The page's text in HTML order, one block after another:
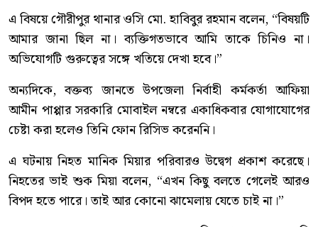
এ বিষয়ে গৌরীপুর থানার ওসি মো. হাবিবুর রহমান বলেন, “বিষয়টি
আমার জানা ছিল না। ব্যক্তিগতভাবে আমি তাকে চিনিও না।
অভিযোগটি গুরুত্বের সঙ্গে খতিয়ে দেখা হবে।”
অন্যদিকে, বক্তব্য জানতে উপজেলা নির্বাহী কর্মকর্তা আফিয়া
আমীন পাপ্পার সরকারি মোবাইল নম্বরে একাধিকবার যোগাযোগের
চেষ্টা করা হলেও তিনি ফোন রিসিভ করেননি।
এ ঘটনায় নিহত মানিক মিয়ার পরিবারও উদ্বেগ প্রকাশ করেছে।
নিহতের ভাই শুক মিয়া বলেন, “এখন কিছু বলতে গেলেই আরও
বিপদ হতে পারে। তাই আর কোনো ঝামেলায় যেতে চাই না।”